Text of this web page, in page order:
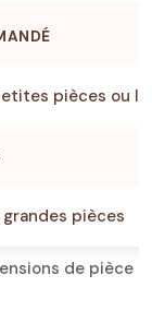
de pièce
pièces ou
pièces